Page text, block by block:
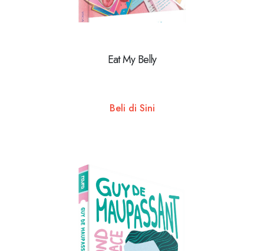
Eat My Belly
Beli di Sini